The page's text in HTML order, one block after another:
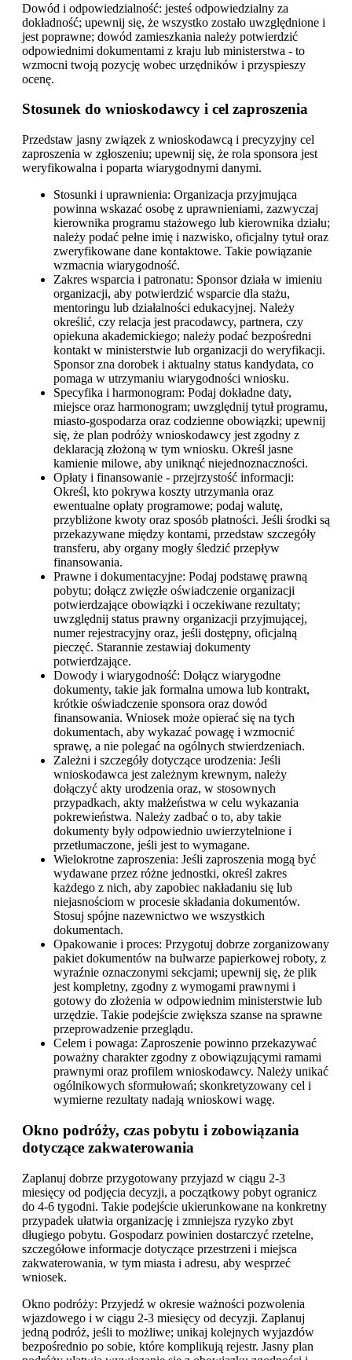
Dowód i odpowiedzialność: jesteś odpowiedzialny za
dokładność; upewnij się, że wszystko zostało uwzględnione i
jest poprawne; dowód zamieszkania należy potwierdzić
odpowiednimi dokumentami z kraju lub ministerstwa - to
wzmocni twoją pozycję wobec urzędników i przyspieszy
ocenę.
Stosunek do wnioskodawcy i cel zaproszenia
Przedstaw jasny związek z wnioskodawcą i precyzyjny cel
zaproszenia w zgłoszeniu; upewnij się, że rola sponsora jest
weryfikowalna i poparta wiarygodnymi danymi.
Stosunki i uprawnienia: Organizacja przyjmująca
powinna wskazać osobę z uprawnieniami, zazwyczaj
kierownika programu stażowego lub kierownika działu;
należy podać pełne imię i nazwisko, oficjalny tytuł oraz
zweryfikowane dane kontaktowe. Takie powiązanie
wzmacnia wiarygodność.
Zakres wsparcia i patronatu: Sponsor działa w imieniu
organizacji, aby potwierdzić wsparcie dla stażu,
mentoringu lub działalności edukacyjnej. Należy
określić, czy relacja jest pracodawcy, partnera, czy
opiekuna akademickiego; należy podać bezpośredni
kontakt w ministerstwie lub organizacji do weryfikacji.
Sponsor zna dorobek i aktualny status kandydata, co
pomaga w utrzymaniu wiarygodności wniosku.
Specyfika i harmonogram: Podaj dokładne daty,
miejsce oraz harmonogram; uwzględnij tytuł programu,
miasto-gospodarza oraz codzienne obowiązki; upewnij
się, że plan podróży wnioskodawcy jest zgodny z
deklaracją złożoną w tym wniosku. Określ jasne
kamienie milowe, aby uniknąć niejednoznaczności.
Opłaty i finansowanie - przejrzystość informacji:
Określ, kto pokrywa koszty utrzymania oraz
ewentualne opłaty programowe; podaj walutę,
przybliżone kwoty oraz sposób płatności. Jeśli środki są
przekazywane między kontami, przedstaw szczegóły
transferu, aby organy mogły śledzić przepływ
finansowania.
Prawne i dokumentacyjne: Podaj podstawę prawną
pobytu; dołącz zwięzłe oświadczenie organizacji
potwierdzające obowiązki i oczekiwane rezultaty;
uwzględnij status prawny organizacji przyjmującej,
numer rejestracyjny oraz, jeśli dostępny, oficjalną
pieczęć. Starannie zestawiaj dokumenty
potwierdzające.
Dowody i wiarygodność: Dołącz wiarygodne
dokumenty, takie jak formalna umowa lub kontrakt,
krótkie oświadczenie sponsora oraz dowód
finansowania. Wniosek może opierać się na tych
dokumentach, aby wykazać powagę i wzmocnić
sprawę, a nie polegać na ogólnych stwierdzeniach.
Zależni i szczegóły dotyczące urodzenia: Jeśli
wnioskodawca jest zależnym krewnym, należy
dołączyć akty urodzenia oraz, w stosownych
przypadkach, akty małżeństwa w celu wykazania
pokrewieństwa. Należy zadbać o to, aby takie
dokumenty były odpowiednio uwierzytelnione i
przetłumaczone, jeśli jest to wymagane.
Wielokrotne zaproszenia: Jeśli zaproszenia mogą być
wydawane przez różne jednostki, określ zakres
każdego z nich, aby zapobiec nakładaniu się lub
niejasnościom w procesie składania dokumentów.
Stosuj spójne nazewnictwo we wszystkich
dokumentach.
Opakowanie i proces: Przygotuj dobrze zorganizowany
pakiet dokumentów na bulwarze papierkowej roboty, z
wyraźnie oznaczonymi sekcjami; upewnij się, że plik
jest kompletny, zgodny z wymogami prawnymi i
gotowy do złożenia w odpowiednim ministerstwie lub
urzędzie. Takie podejście zwiększa szanse na sprawne
przeprowadzenie przeglądu.
Celem i powaga: Zaproszenie powinno przekazywać
poważny charakter zgodny z obowiązującymi ramami
prawnymi oraz profilem wnioskodawcy. Należy unikać
ogólnikowych sformułowań; skonkretyzowany cel i
wymierne rezultaty nadają wnioskowi wagę.
Okno podróży, czas pobytu i zobowiązania
dotyczące zakwaterowania
Zaplanuj dobrze przygotowany przyjazd w ciągu 2-3
miesięcy od podjęcia decyzji, a początkowy pobyt ogranicz
do 4-6 tygodni. Takie podejście ukierunkowane na konkretny
przypadek ułatwia organizację i zmniejsza ryzyko zbyt
długiego pobytu. Gospodarz powinien dostarczyć rzetelne,
szczegółowe informacje dotyczące przestrzeni i miejsca
zakwaterowania, w tym miasta i adresu, aby wesprzeć
wniosek.
Okno podróży: Przyjedź w okresie ważności pozwolenia
wjazdowego i w ciągu 2-3 miesięcy od decyzji. Zaplanuj
jedną podróż, jeśli to możliwe; unikaj kolejnych wyjazdów
bezpośrednio po sobie, które komplikują rejestr. Jasny plan